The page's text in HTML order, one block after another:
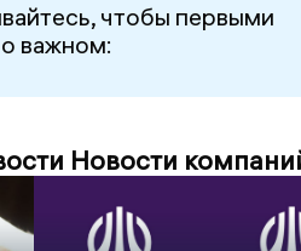
чтобы первыми
важном:
Новости